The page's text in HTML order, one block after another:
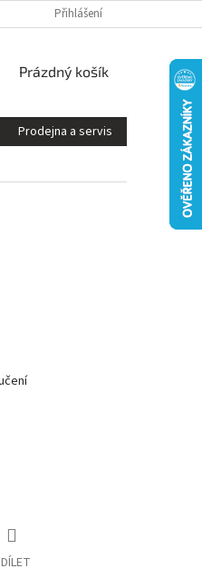
K PROVOZU
Přihlášení
NÁKUPNÍ
Prázdný košík
Prodejna a servis
Kontakty